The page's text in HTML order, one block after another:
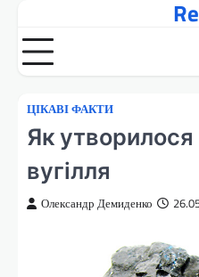
вмісту
ЦІКАВІ ФАКТИ
Як утворилося
вугілля
Олександр Демиденко